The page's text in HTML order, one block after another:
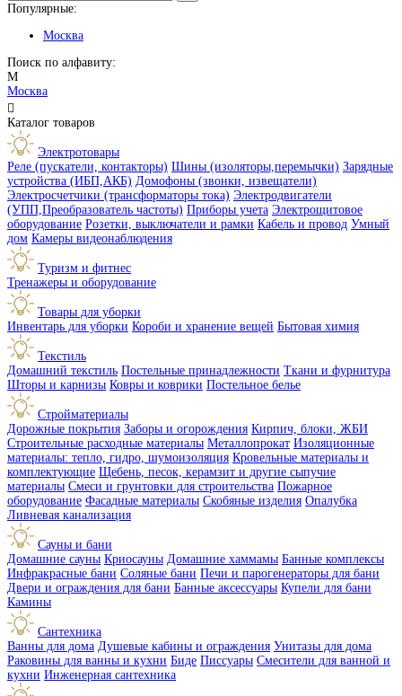
Популярные:
Москва
Поиск по алфавиту:
М
Москва

Каталог товаров
Электротовары
Реле (пускатели, контакторы) Шины (изоляторы,перемычки) Зарядные
устройства (ИБП,АКБ) Домофоны (звонки, извещатели)
Электросчетчики (трансформаторы тока) Электродвигатели
(УПП,Преобразователь частоты) Приборы учета Электрощитовое
оборудование Розетки, выключатели и рамки Кабель и провод Умный
дом Камеры видеонаблюдения
Туризм и фитнес
Тренажеры и оборудование
Товары для уборки
Инвентарь для уборки Короби и хранение вещей Бытовая химия
Текстиль
Домашний текстиль Постельные принадлежности Ткани и фурнитура
Шторы и карнизы Ковры и коврики Постельное белье
Стройматериалы
Дорожные покрытия Заборы и огорождения Кирпич, блоки, ЖБИ
Строительные расходные материалы Металлопрокат Изоляционные
материалы: тепло, гидро, шумоизоляция Кровельные материалы и
комплектующие Щебень, песок, керамзит и другие сыпучие
материалы Смеси и грунтовки для строительства Пожарное
оборудование Фасадные материалы Скобяные изделия Опалубка
Ливневая канализация
Сауны и бани
Домашние сауны Криосауны Домашние хаммамы Банные комплексы
Инфракрасные бани Соляные бани Печи и парогенераторы для бани
Двери и ограждения для бани Банные аксессуары Купели для бани
Камины
Сантехника
Ванны для дома Душевые кабины и ограждения Унитазы для дома
Раковины для ванны и кухни Биде Писсуары Смесители для ванной и
кухни Инженерная сантехника